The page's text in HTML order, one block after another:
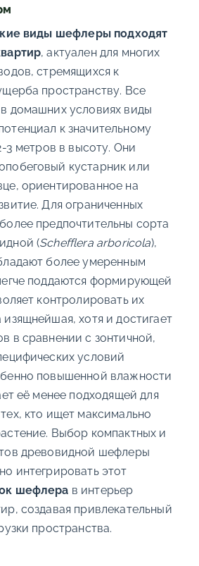
виды шефлеры подходят
, актуален для многих
стремящихся к
пространству. Все
домашних условиях виды
к значительному
3 метров в высоту. Они
кустарник или
ориентированное на
Для ограниченных
предпочтительны сорта
(Schefflera arboricola),
более умеренным
поддаются формирующей
контролировать их
хотя и достигает
в сравнении с зонтичной,
условий
повышенной влажности
её менее подходящей для
кто ищет максимально
Выбор компактных и
древовидной шефлеры
интегрировать этот
шефлера в интерьер
создавая привлекательный
пространства.